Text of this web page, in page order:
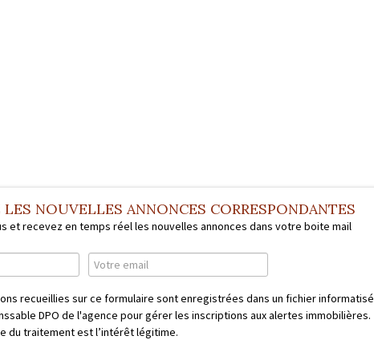
LES NOUVELLES ANNONCES CORRESPONDANTES
et recevez en temps réel les nouvelles annonces dans votre boite mail
recueillies sur ce formulaire sont enregistrées dans un fichier informatisé
DPO de l'agence pour gérer les inscriptions aux alertes immobilières.
du traitement est l’intérêt légitime.